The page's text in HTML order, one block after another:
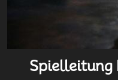
Spielleitung